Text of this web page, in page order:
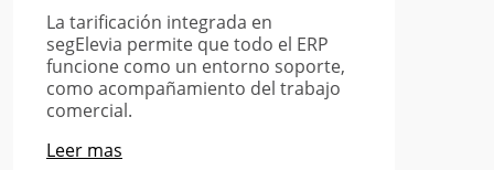
La tarificación integrada en
segElevia permite que todo el ERP
funcione como un entorno soporte,
como acompañamiento del trabajo
comercial.
Leer mas